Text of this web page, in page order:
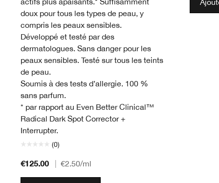
doux pour tous les types de peau, y
compris les peaux sensibles.
Développé et testé par des
dermatologues. Sans danger pour les
peaux sensibles. Testé sur tous les teints
de peau.
Soumis à des tests d’allergie. 100 %
sans parfum.
* par rapport au Even Better Clinical™
Radical Dark Spot Corrector +
Interrupter.
(0)
€125.00 €2.50/ml